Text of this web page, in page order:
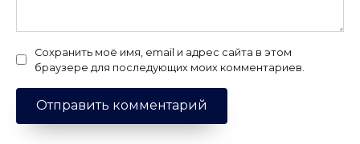
Сохранить моё имя, email и адрес сайта в этом
браузере для последующих моих комментариев.